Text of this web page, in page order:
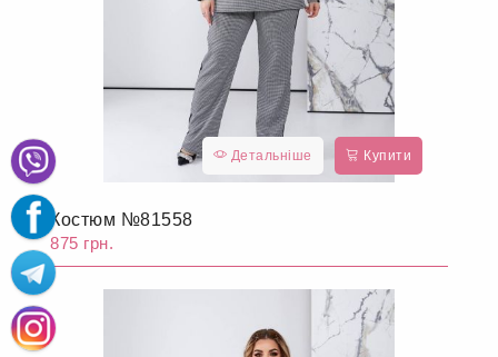
Детальніше Купити
Костюм №81558
875 грн.